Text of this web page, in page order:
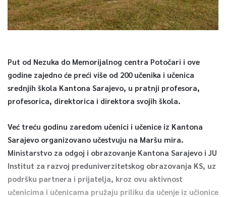
Put od Nezuka do Memorijalnog centra Potočari i ove
godine zajedno će preći više od 200 učenika i učenica
srednjih škola Kantona Sarajevo, u pratnji profesora,
profesorica, direktorica i direktora svojih škola.
Već treću godinu zaredom učenici i učenice iz Kantona
Sarajevo organizovano učestvuju na Maršu mira.
Ministarstvo za odgoj i obrazovanje Kantona Sarajevo i JU
Institut za razvoj preduniverzitetskog obrazovanja KS, uz
podršku partnera i prijatelja, kroz ovu aktivnost
učenicima i učenicama pružaju priliku da učenje iz učionice